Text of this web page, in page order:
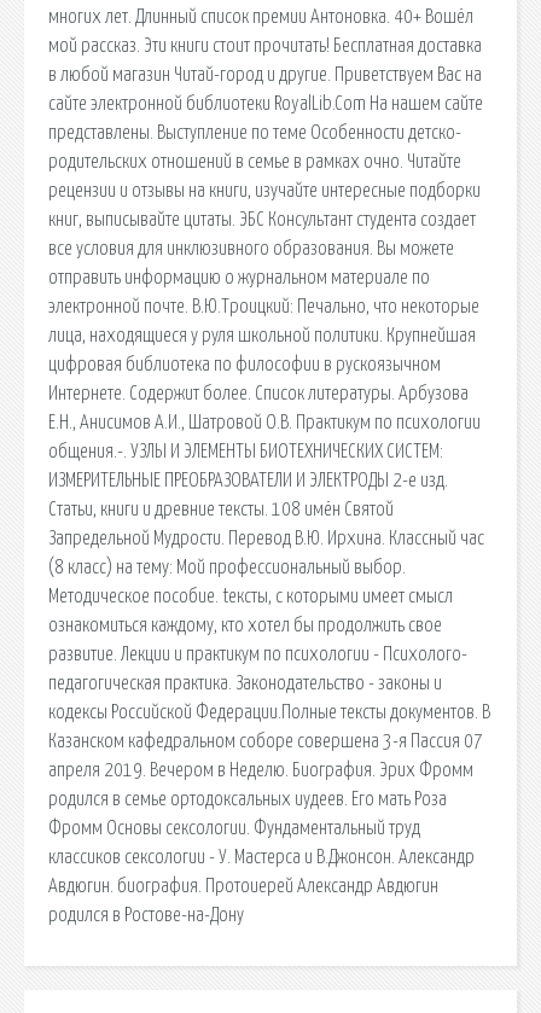
многих лет. Длинный список премии Антоновка. 40+ Вошёл
мой рассказ. Эти книги стоит прочитать! Бесплатная доставка
в любой магазин Читай-город и другие. Приветствуем Вас на
сайте электронной библиотеки RoyalLib.Com На нашем сайте
представлены. Выступление по теме Особенности детско-
родительских отношений в семье в рамках очно. Читайте
рецензии и отзывы на книги, изучайте интересные подборки
книг, выписывайте цитаты. ЭБС Консультант студента создает
все условия для инклюзивного образования. Вы можете
отправить информацию о журнальном материале по
электронной почте. В.Ю.Троицкий: Печально, что некоторые
лица, находящиеся у руля школьной политики. Крупнейшая
цифровая библиотека по философии в рускоязычном
Интернете. Содержит более. Список литературы. Арбузова
Е.Н., Анисимов А.И., Шатровой О.В. Практикум по психологии
общения.-. УЗЛЫ И ЭЛЕМЕНТЫ БИОТЕХНИЧЕСКИХ СИСТЕМ:
ИЗМЕРИТЕЛЬНЫЕ ПРЕОБРАЗОВАТЕЛИ И ЭЛЕКТРОДЫ 2-е изд.
Статьи, книги и древние тексты. 108 имён Святой
Запредельной Мудрости. Перевод В.Ю. Ирхина. Классный час
(8 класс) на тему: Мой профессиональный выбор.
Методическое пособие. tексты, с которыми имеет смысл
ознакомиться каждому, кто хотел бы продолжить свое
развитие. Лекции и практикум по психологии - Психолого-
педагогическая практика. Законодательство - законы и
кодексы Российской Федерации.Полные тексты документов. В
Казанском кафедральном соборе совершена 3-я Пассия 07
апреля 2019. Вечером в Неделю. Биография. Эрих Фромм
родился в семье ортодоксальных иудеев. Его мать Роза
Фромм Основы сексологии. Фундаментальный труд
классиков сексологии - У. Мастерса и В.Джонсон. Александр
Авдюгин. биография. Протоиерей Александр Авдюгин
родился в Ростове-на-Дону